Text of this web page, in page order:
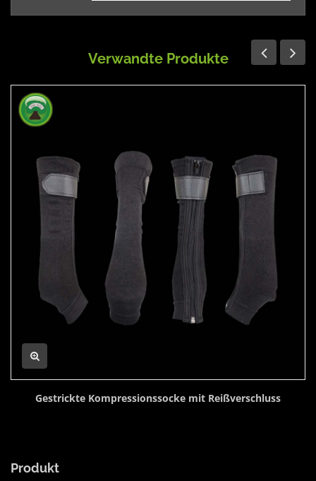
Verwandte Produkte
Gestrickte Kompressionssocke mit Reißverschluss
Produkt